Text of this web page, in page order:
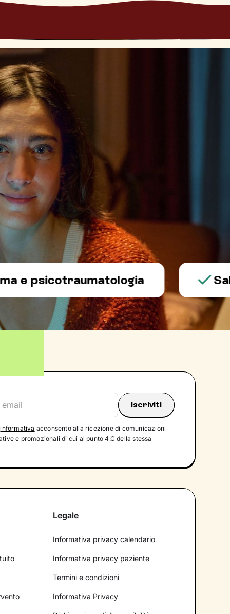
Salute
informativa acconsento alla ricezione di comunicazioni
e promozionali di cui al punto 4.C della stessa
Legale
Informativa privacy calendario
Informativa privacy paziente
Termini e condizioni
Informativa Privacy